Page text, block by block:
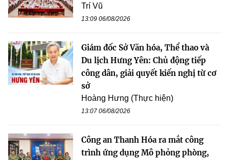
Trí Vũ
13:09 06/08/2026
Giám đốc Sở Văn hóa, Thể thao và
Du lịch Hưng Yên: Chủ động tiếp
công dân, giải quyết kiến nghị từ cơ
sở
Hoàng Hưng (Thực hiện)
13:07 06/08/2026
Công an Thanh Hóa ra mắt công
trình ứng dụng Mô phỏng phòng,